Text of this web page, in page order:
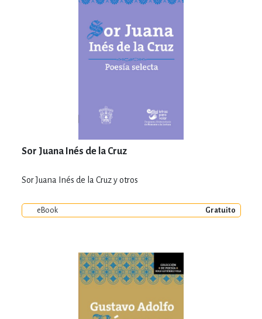
Sor Juana Inés de la Cruz
Sor Juana Inés de la Cruz y otros
eBook Gratuito